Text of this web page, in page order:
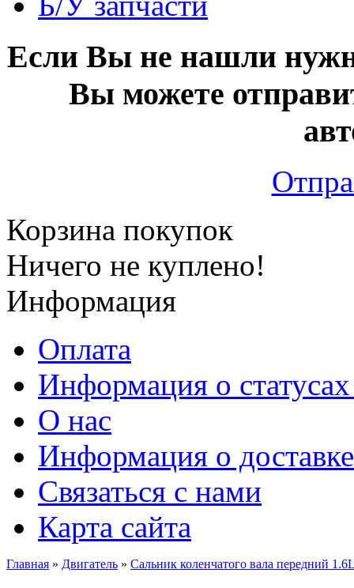
Если Вы не нашли
Вы можете
Корзина покупок
Ничего не куплено!
Информация
Оплата
Информация о статусах
О нас
Информация о доставке
Связаться с нами
Карта сайта
Главная » Двигатель » Сальник коленчатого вала передний